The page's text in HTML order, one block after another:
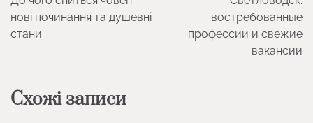
записів
нові починання та душевні
стани
востребованные
профессии и свежие
вакансии
Схожі записи